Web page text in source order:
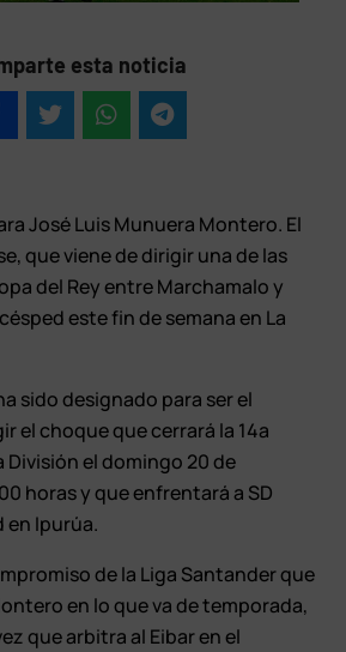
esta noticia
José Luis Munuera Montero. El
que viene de dirigir una de las
del Rey entre Marchamalo y
este fin de semana en La
sido designado para ser el
el choque que cerrará la 14ª
División el domingo 20 de
horas y que enfrentará a SD
en Ipurúa.
de la Liga Santander que
en lo que va de temporada,
que arbitra al Eibar en el